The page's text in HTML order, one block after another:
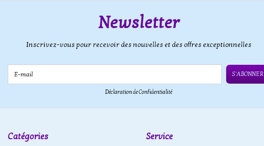
Newsletter
Inscrivez-vous pour recevoir des nouvelles et des offres exceptionnelles
E-mail
S'ABONNER
Déclaration de Confidentialité
Catégories Service